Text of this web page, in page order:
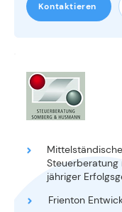
Kontaktieren
Frienton
Mittelständische
jähriger